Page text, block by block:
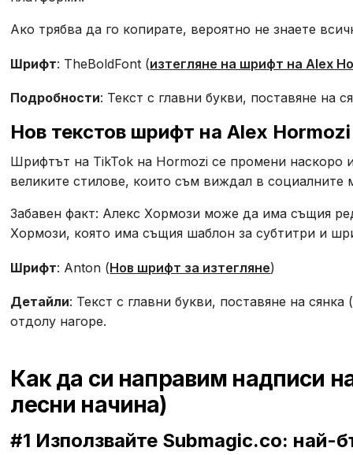
Ако трябва да го копирате, вероятно не знаете
Шрифт: TheBoldFont (изтегляне на шрифт на Alex
Подробности: Текст с главни букви, поставяне на
Нов текстов шрифт на Alex Hormozi
Шрифтът на TikTok на Hormozi се промени наскоро
великите стилове, които съм виждал в социалните
Забавен факт: Алекс Хормози може да има същия
Хормози, която има същия шаблон за субтитри и
Шрифт: Anton (Нов шрифт за изтегляне)
Детайли: Текст с главни букви, поставяне на
отдолу нагоре.
Как да си направим надписи
лесни начина)
#1 Използвайте Submagic.co: най-